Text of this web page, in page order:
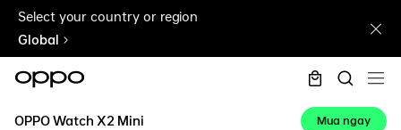
Select your country or region
Global
OPPO Watch X2 Mini Mua ngay